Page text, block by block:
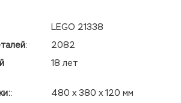
LEGO 21338
:
2082
18 лет
:
480 х 380 х 120 мм